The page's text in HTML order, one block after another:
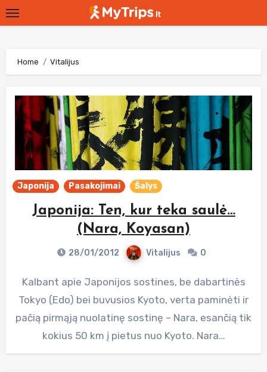
Skip
to
Home Vitalijus
Japonija Pasakojimai Šalys
Japonija: Ten, kur teka saulė…
(Nara, Koyasan)
28/01/2012 Vitalijus 0
Kalbant apie Japonijos sostines, be dabartinės
Tokyo (Edo) bei buvusios Kyoto, verta paminėti ir
pačią pirmąją nuolatinę sostinę – Nara, esančią tik
kokius 50 km į pietus nuo Kyoto. Nara…